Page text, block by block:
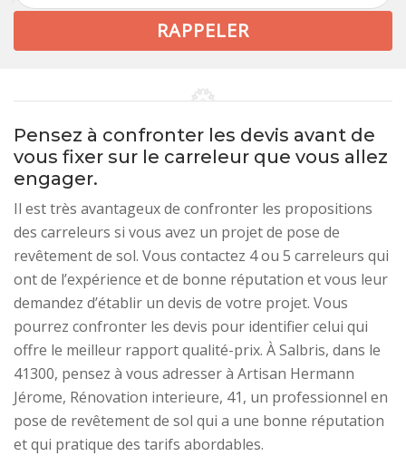
Pensez à confronter les devis avant de
vous fixer sur le carreleur que vous allez
engager.
Il est très avantageux de confronter les propositions
des carreleurs si vous avez un projet de pose de
revêtement de sol. Vous contactez 4 ou 5 carreleurs qui
ont de l’expérience et de bonne réputation et vous leur
demandez d’établir un devis de votre projet. Vous
pourrez confronter les devis pour identifier celui qui
offre le meilleur rapport qualité-prix. À Salbris, dans le
41300, pensez à vous adresser à Artisan Hermann
Jérome, Rénovation interieure, 41, un professionnel en
pose de revêtement de sol qui a une bonne réputation
et qui pratique des tarifs abordables.